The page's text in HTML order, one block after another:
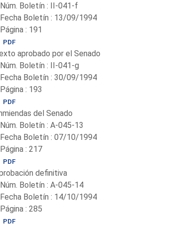
Boletín : II-041-f
Boletín : 13/09/1994
: 191
PDF
aprobado por el Senado
Boletín : II-041-g
Boletín : 30/09/1994
: 193
PDF
del Senado
Boletín : A-045-13
Boletín : 07/10/1994
: 217
PDF
definitiva
Boletín : A-045-14
Boletín : 14/10/1994
: 285
PDF